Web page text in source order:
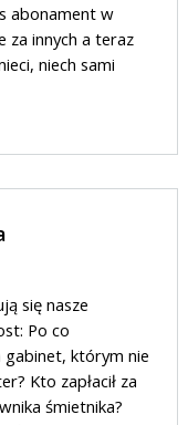
abonament w
za innych a teraz
niech sami
się nasze
Po co
którym nie
Kto zapłacił za
śmietnika?